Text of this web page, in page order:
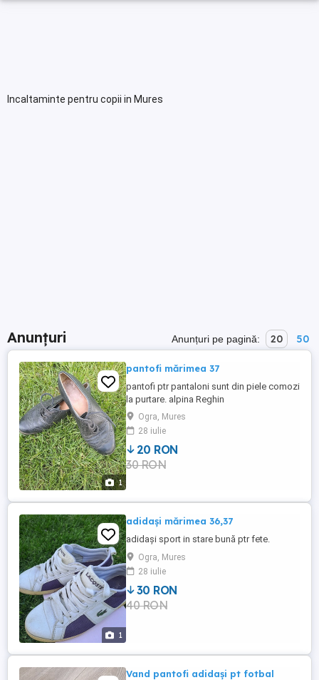
Incaltaminte pentru copii in Mures
Anunțuri Anunțuri pe pagină: 20 50
1
pantofi mărimea 37
pantofi ptr pantaloni sunt din piele comozi
la purtare. alpina Reghin
Ogra, Mures
28 iulie
20 RON
30 RON
1
adidași mărimea 36,37
adidași sport in stare bună ptr fete.
Ogra, Mures
28 iulie
30 RON
40 RON
Vand pantofi adidași pt fotbal